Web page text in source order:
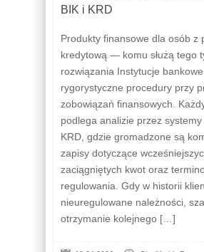
BIK i KRD
Produkty finansowe dla osób z
kredytową — komu służą tego
rozwiązania Instytucje
rygorystyczne procedury przy
zobowiązań finansowych.
podlega analizie przez
KRD, gdzie gromadzone są
zapisy dotyczące
zaciągniętych kwot oraz
regulowania. Gdy w historii
nieuregulowane należności,
otrzymanie kolejnego […]